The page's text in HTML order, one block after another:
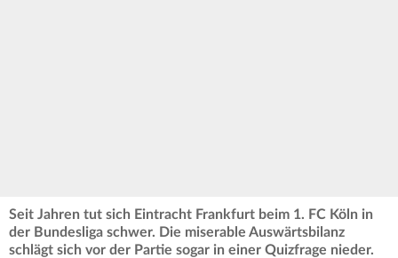
Seit Jahren tut sich Eintracht Frankfurt beim 1. FC Köln in
der Bundesliga schwer. Die miserable Auswärtsbilanz
schlägt sich vor der Partie sogar in einer Quizfrage nieder.